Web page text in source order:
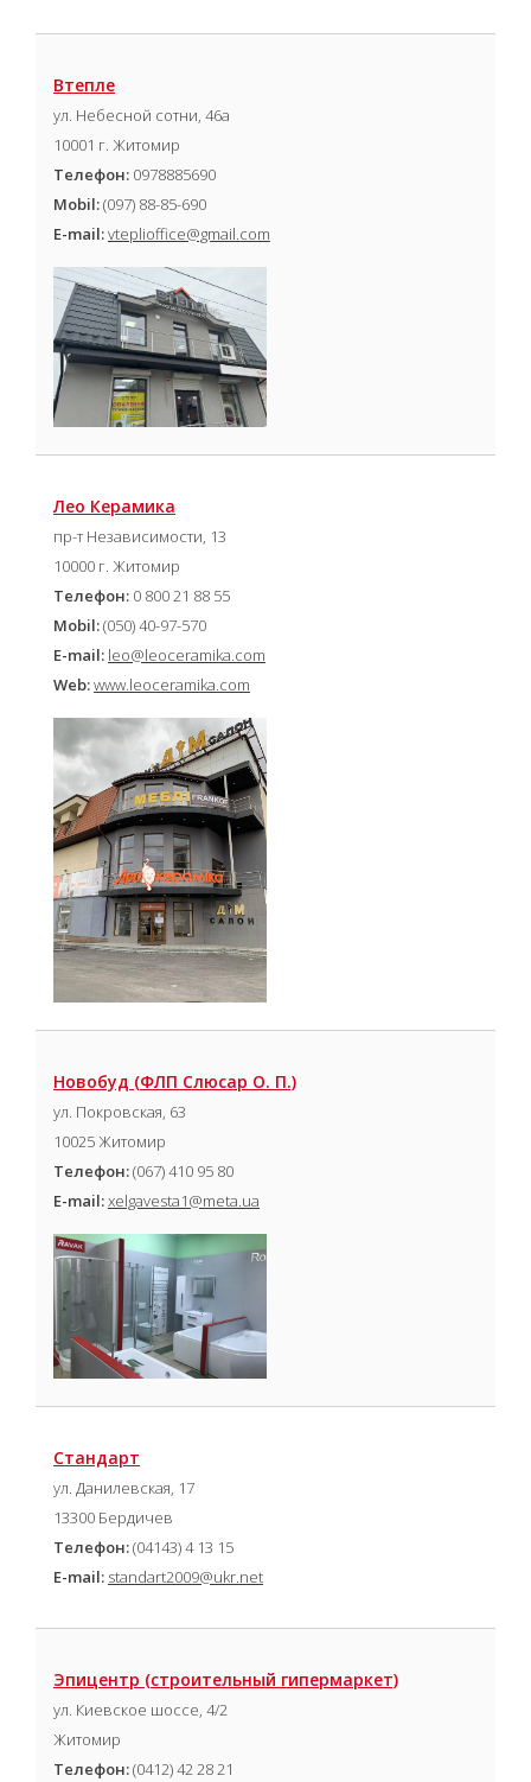
Втепле
ул. Небесной сотни, 46а
10001 г. Житомир
Телефон: 0978885690
Mobil:(097) 88-85-690
E-mail:vteplioffice@gmail.com
Лео Керамика
пр-т Независимости, 13
10000 г. Житомир
Телефон: 0 800 21 88 55
Mobil:(050) 40-97-570
E-mail: leo@leoceramika.com
Web:www.leoceramika.com
Новобуд (ФЛП Слюсар О. П.)
ул. Покровская, 63
10025 Житомир
Телефон:(067) 410 95 80
E-mail:xelgavesta1@meta.ua
Стандарт
ул. Данилевская, 17
13300 Бердичев
Телефон:(04143) 4 13 15
E-mail: standart2009@ukr.net
Эпицентр (строительный гипермаркет)
ул. Киевское шоссе, 4/2
Житомир
Телефон:(0412) 42 28 21